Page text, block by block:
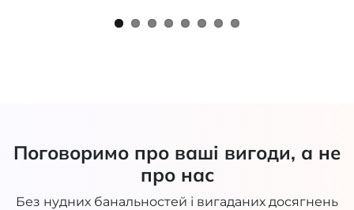
Поговоримо про ваші вигоди, а не
про нас
Без нудних банальностей і вигаданих досягнень